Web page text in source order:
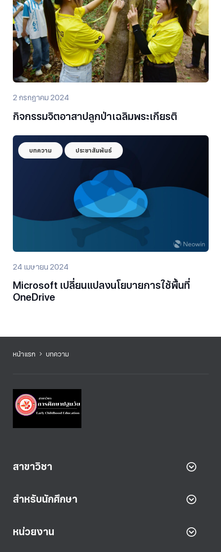
2 กรกฎาคม 2024
กิจกรรมจิตอาสาปลูกป่าเฉลิมพระเกียรติ
บทความ ประชาสัมพันธ์
24 เมษายน 2024
Microsoft เปลี่ยนแปลงนโยบายการใช้พื้นที่
OneDrive
หน้าแรก บทความ
สาขาวิชา
สำหรับนักศึกษา
หน่วยงาน